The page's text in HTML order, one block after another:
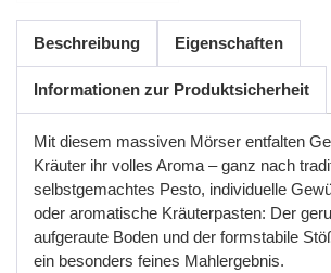
Beschreibung Eigenschaften
Informationen zur Produktsicherheit
Mit diesem massiven Mörser entfalten
Kräuter ihr volles Aroma – ganz nach
selbstgemachtes Pesto, individuelle
oder aromatische Kräuterpasten: Der
aufgeraute Boden und der formstabile
ein besonders feines Mahlergebnis.